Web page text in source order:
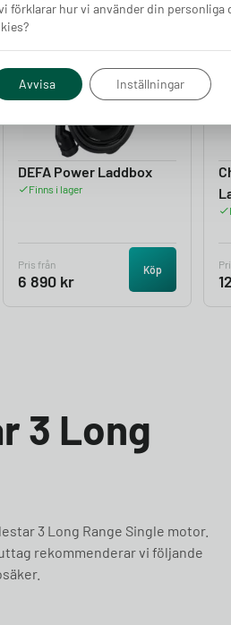
4.05
DEFA Power Laddbox
Finns i lager
Pris från
6 890 kr
Köp
3 Long
3 Long Range Single motor.
rekommenderar vi följande
förklarar hur vi använder din personliga
Avvisa Inställningar